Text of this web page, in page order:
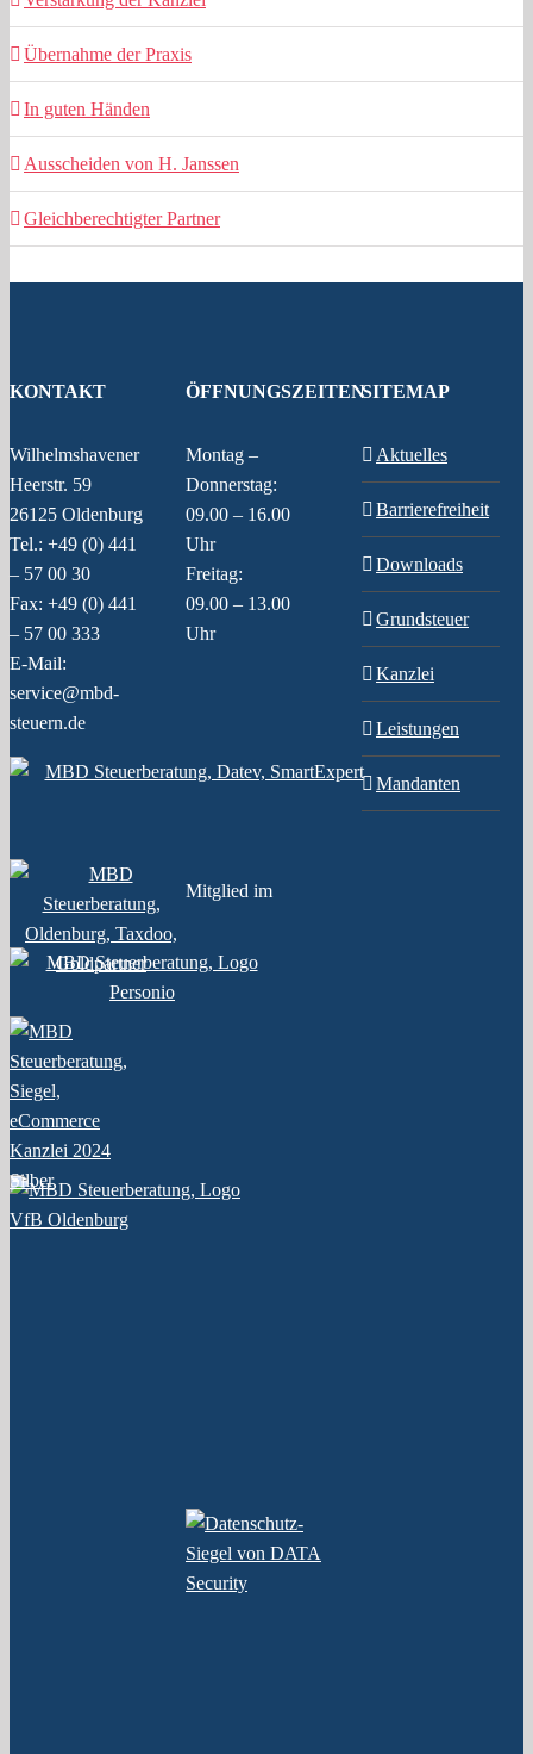
Übernahme der Praxis
In guten Händen
Ausscheiden von H. Janssen
Gleichberechtigter Partner
KONTAKT
Wilhelmshavener
Heerstr. 59
26125 Oldenburg
Tel.: +49 (0) 441
– 57 00 30
Fax: +49 (0) 441
– 57 00 333
E-Mail:
service@mbd-
steuern.de
ÖFFNUNGSZEITEN
Montag –
Donnerstag:
09.00 – 16.00
Uhr
Freitag:
09.00 – 13.00
Uhr
SITEMAP
Aktuelles
Barrierefreiheit
Downloads
Grundsteuer
Kanzlei
Leistungen
Mandanten
Mitglied im